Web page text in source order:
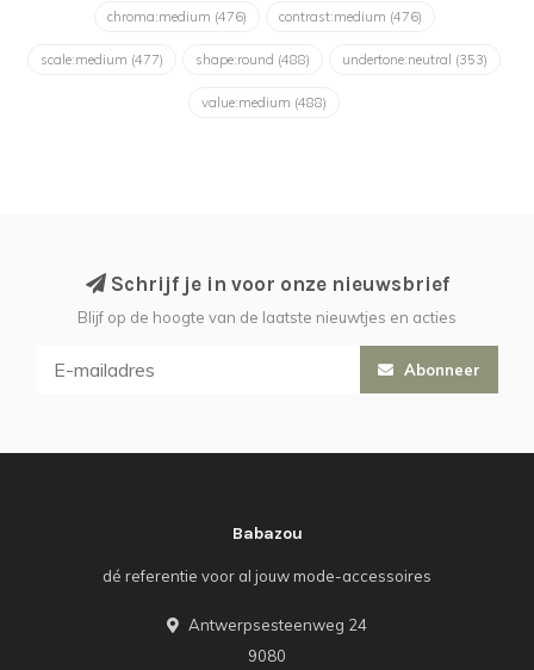
chroma:medium (476) contrast:medium (476)
scale:medium (477) shape:round (488) undertone:neutral (353)
value:medium (488)
Schrijf je in voor onze nieuwsbrief
Blijf op de hoogte van de laatste nieuwtjes en acties
Abonneer
Babazou
dé referentie voor al jouw mode-accessoires
Antwerpsesteenweg 24
9080